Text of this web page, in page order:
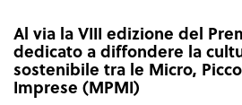
Al via la VIII edizione del
dedicato a diffondere la
sostenibile tra le Micro,
Imprese (MPMI)